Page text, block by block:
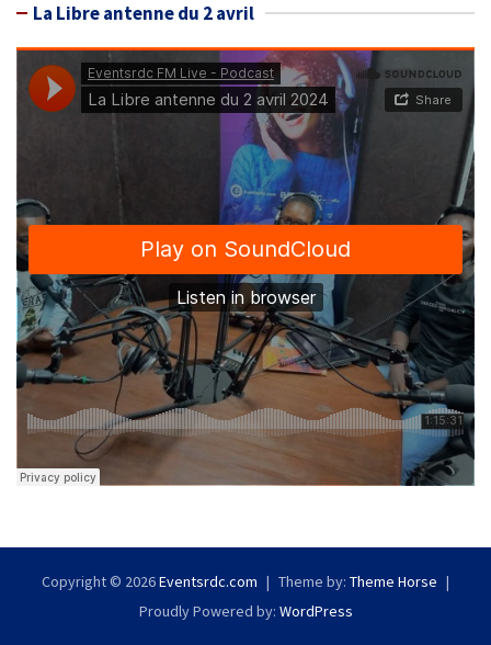
La Libre antenne du 2 avril
Copyright © 2026Eventsrdc.com Theme by: Theme Horse
Proudly Powered by: WordPress